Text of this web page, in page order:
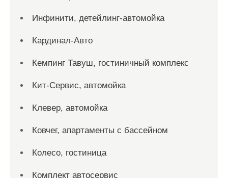
Инфинити, детейлинг-автомойка
Кардинал-Авто
Кемпинг Тавуш, гостиничный комплекс
Кит-Сервис, автомойка
Клевер, автомойка
Ковчег, апартаменты с бассейном
Колесо, гостиница
Комплект автосервис